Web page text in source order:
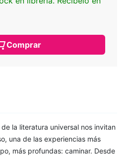
Comprar
la literatura universal nos invitan
una de las experiencias más
más profundas: caminar. Desde